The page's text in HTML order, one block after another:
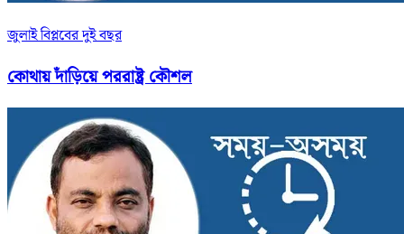
জুলাই বিপ্লবের দুই বছর
কোথায় দাঁড়িয়ে পররাষ্ট্র কৌশল